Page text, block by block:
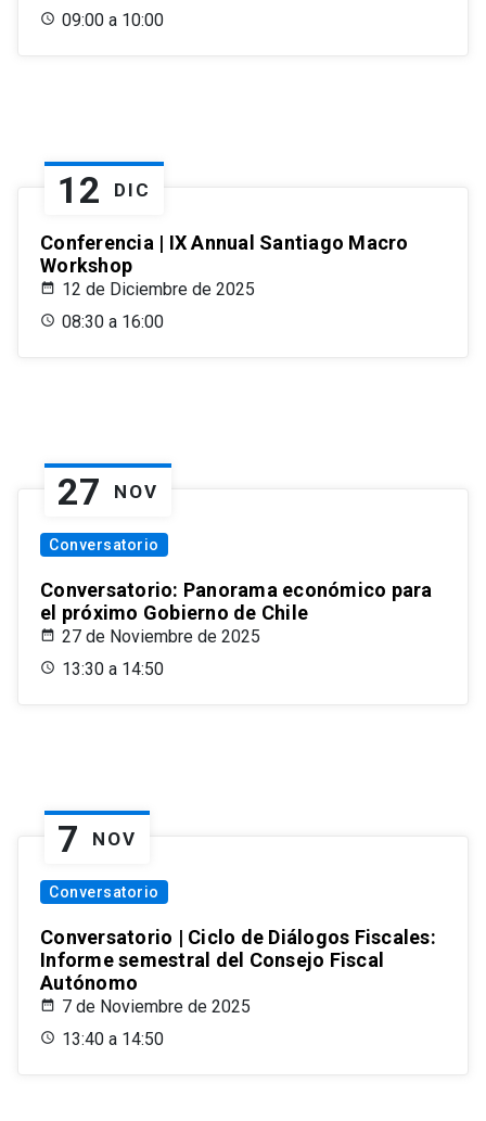
09:00 a 10:00
12 DIC
Conferencia | IX Annual Santiago Macro
Workshop
12 de Diciembre de 2025
08:30 a 16:00
27 NOV
Conversatorio
Conversatorio: Panorama económico para
el próximo Gobierno de Chile
27 de Noviembre de 2025
13:30 a 14:50
7 NOV
Conversatorio
Conversatorio | Ciclo de Diálogos Fiscales:
Informe semestral del Consejo Fiscal
Autónomo
7 de Noviembre de 2025
13:40 a 14:50